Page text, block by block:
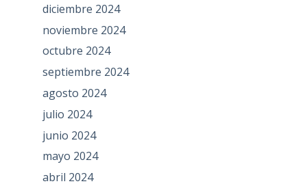
diciembre 2024
noviembre 2024
octubre 2024
septiembre 2024
agosto 2024
julio 2024
junio 2024
mayo 2024
abril 2024